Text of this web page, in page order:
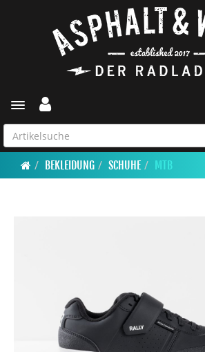
Toggle navigation
BEKLEIDUNG SCHUHE MTB